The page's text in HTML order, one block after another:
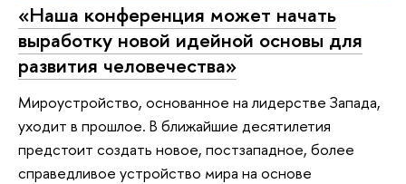
«Наша конференция может начать
выработку новой идейной основы для
развития человечества»
Мироустройство, основанное на лидерстве Запада,
уходит в прошлое. В ближайшие десятилетия
предстоит создать новое, постзападное, более
справедливое устройство мира на основе